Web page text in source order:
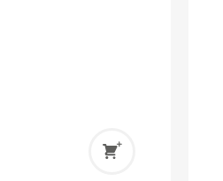
Pridať